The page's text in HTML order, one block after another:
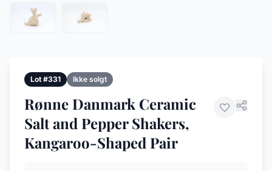
Lot #331 Ikke solgt
Rønne Danmark Ceramic
Salt and Pepper Shakers,
Kangaroo-Shaped Pair